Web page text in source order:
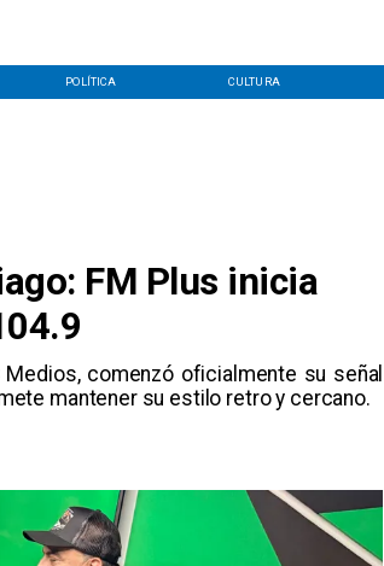
POLÍTICA CULTURA
FM Plus inicia
comenzó oficialmente su señal
mantener su estilo retro y cercano.